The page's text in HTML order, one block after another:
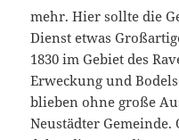
mehr. Hier sollte die
Dienst etwas
1830 im Gebiet des
Erweckung und
blieben ohne große
Neustädter